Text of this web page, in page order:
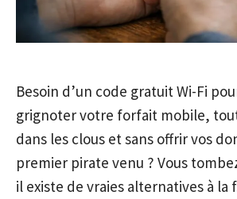
Besoin d’un code gratuit Wi-Fi
grignoter votre forfait mobile,
dans les clous et sans offrir vos
premier pirate venu ? Vous
il existe de vraies alternatives à la